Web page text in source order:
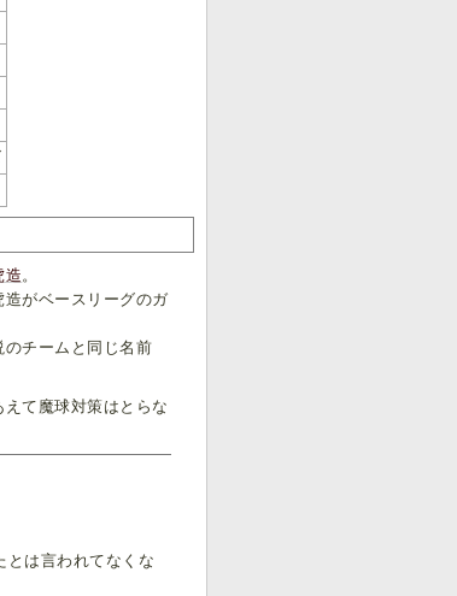
造 。
がベースリーグのガ
チームと同じ名前
て魔球対策はとらな
とは言われてなくな